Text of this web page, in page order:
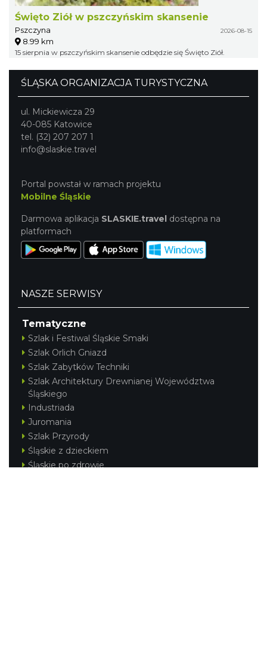
Święto Ziół w pszczyńskim skansenie
Pszczyna 2026-08-15
8.99 km
15 sierpnia w pszczyńskim skansenie odbędzie się Święto Ziół.
ŚLĄSKA ORGANIZACJA TURYSTYCZNA
ul. Mickiewicza 29
40-085 Katowice
tel. (32) 207 207 1
info@slaskie.travel
Portal powstał w ramach projektu
Mobilne Śląskie
Darmowa aplikacja SLASKIE.travel dostępna na
platformach
NASZE SERWISY
Tematyczne
Szlak i Festiwal Śląskie Smaki
Szlak Orlich Gniazd
Szlak Zabytków Techniki
Szlak Architektury Drewnianej Województwa
Śląskiego
Industriada
Juromania
Szlak Przyrody
Śląskie z dzieckiem
Śląskie po zdrowie